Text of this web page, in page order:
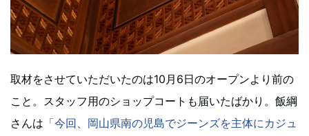
取材をさせていただいたのは10月6日のオープンより前の
こと。スタッフ用のショップコートも届いたばかり。飯綱
さんは 「今回、岡山県南の児島でジーンズを主体にカジュ